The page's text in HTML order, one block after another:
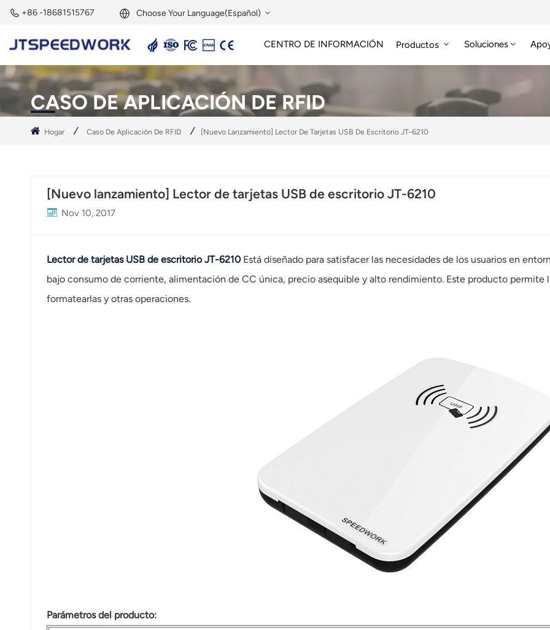
+86 -18681515767 Choose Your Language(Español)
English
Français
Deutsch
Español
Nederland
عربي
CENTRO DE INFORMACIÓN Productos Soluciones
CASO DE APLICACIÓN DE RFID
Hogar Caso De Aplicación De RFID [Nuevo Lanzamiento] Lector De Tarjetas USB De Escritorio JT-6210
[Nuevo lanzamiento] Lector de tarjetas USB de escritorio JT-6210
Nov 10, 2017
Lector de tarjetas USB de escritorioJT-6210Está diseñado para satisfacer las necesidades de los usuarios en
bajo consumo de corriente, alimentación de CC única, precio asequible y alto rendimiento. Este producto permite
formatearlas y otras operaciones.
Parámetros del producto: